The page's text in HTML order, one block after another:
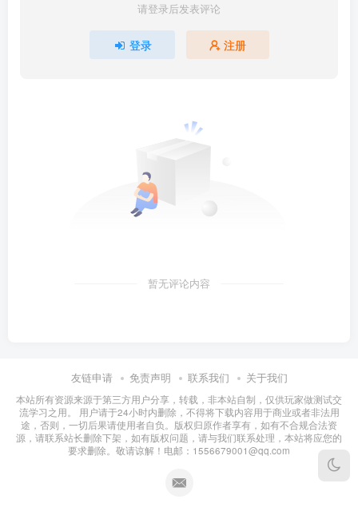
请登录后发表评论
登录 注册
暂无评论内容
友链申请 免责声明 联系我们 关于我们
本站所有资源来源于第三方用户分享，转载，非本站自制，仅供玩家做测试交
流学习之用。 用户请于24小时内删除，不得将下载内容用于商业或者非法用
途，否则，一切后果请使用者自负。版权归原作者享有，如有不合规合法资
源，请联系站长删除下架，如有版权问题，请与我们联系处理，本站将应您的
要求删除。敬请谅解！电邮：1556679001@qq.com